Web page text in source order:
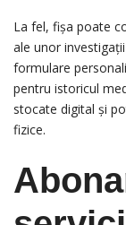
La fel, fișa poate
ale unor
formulare
pentru istoricul
stocate digital și
fizice.